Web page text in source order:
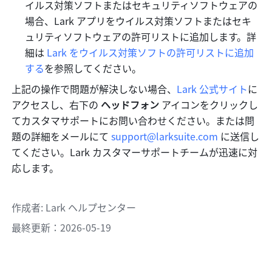
イルス対策ソフトまたはセキュリティソフトウェアの
場合、Lark アプリをウイルス対策ソフトまたはセキ
ュリティソフトウェアの許可リストに追加します。詳
細は Lark をウイルス対策ソフトの許可リストに追加
するを参照してください。
上記の操作で問題が解決しない場合、 Lark 公式サイトに
アクセスし、右下の ヘッドフォン アイコンをクリックし
てカスタマサポートにお問い合わせください。または問
題の詳細をメールにて support@larksuite.com に送信し
てください。Lark カスタマーサポートチームが迅速に対
応します。
作成者: Lark ヘルプセンター
最終更新：2026-05-19